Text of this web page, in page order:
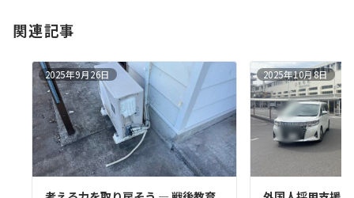
関連記事
2025年9月26日 2025年10月8日